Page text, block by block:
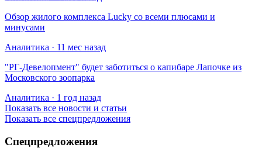
Обзор жилого комплекса Lucky со всеми плюсами и
минусами
Аналитика · 11 мес назад
​"РГ-Девелопмент" будет заботиться о капибаре Лапочке из
Московского зоопарка
Аналитика · 1 год назад
Показать все новости и статьи
Показать все спецпредложения
Спецпредложения